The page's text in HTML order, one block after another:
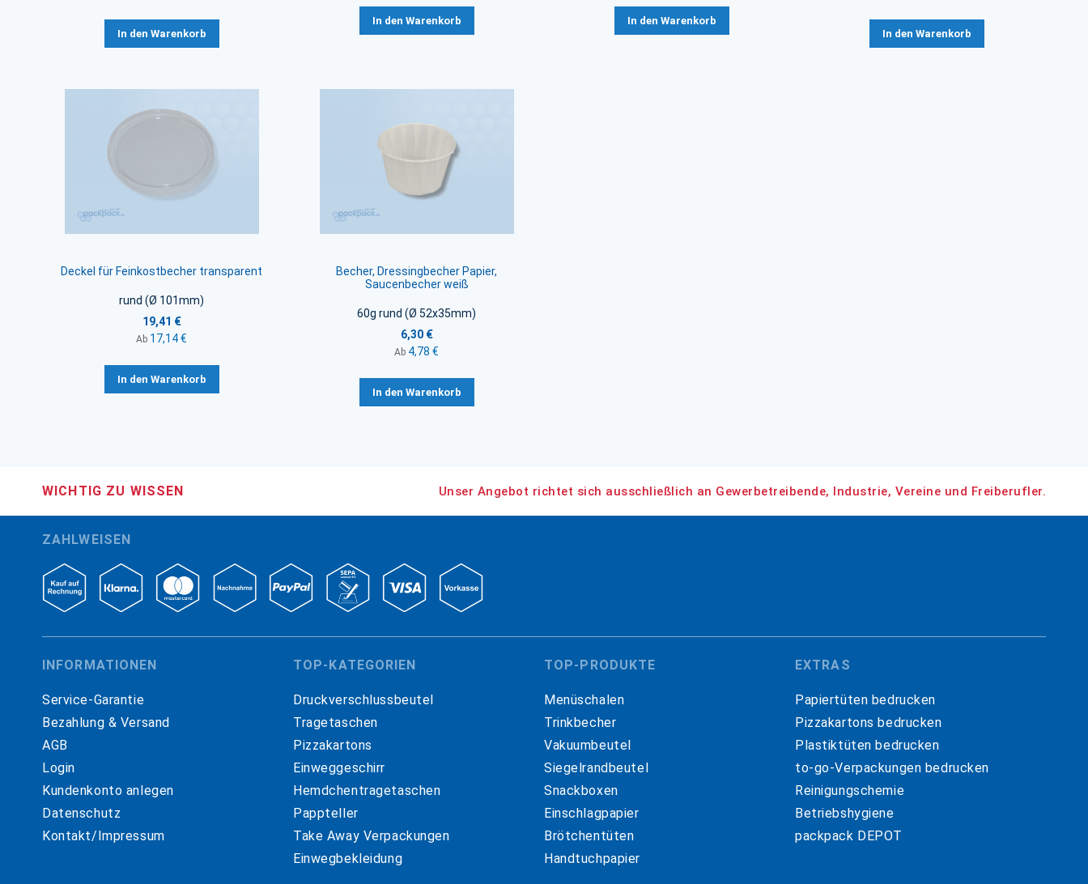
In den Warenkorb
In den Warenkorb In den Warenkorb
In den Warenkorb
Deckel für Feinkostbecher transparent
rund (Ø 101mm)
19,41 €
Ab 17,14 €
In den Warenkorb
Becher, Dressingbecher Papier,
Saucenbecher weiß
60g rund (Ø 52x35mm)
6,30 €
Ab 4,78 €
In den Warenkorb
WICHTIG ZU WISSEN Unser Angebot richtet sich ausschließlich an Gewerbetreibende, Industrie, Vereine und Freiberufler.
ZAHLWEISEN
INFORMATIONEN
Service-Garantie
Bezahlung & Versand
AGB
Login
Kundenkonto anlegen
Datenschutz
Kontakt/Impressum
TOP-KATEGORIEN
Druckverschlussbeutel
Tragetaschen
Pizzakartons
Einweggeschirr
Hemdchentragetaschen
Pappteller
Take Away Verpackungen
Einwegbekleidung
TOP-PRODUKTE
Menüschalen
Trinkbecher
Vakuumbeutel
Siegelrandbeutel
Snackboxen
Einschlagpapier
Brötchentüten
Handtuchpapier
EXTRAS
Papiertüten bedrucken
Pizzakartons bedrucken
Plastiktüten bedrucken
to-go-Verpackungen bedrucken
Reinigungschemie
Betriebshygiene
packpack DEPOT